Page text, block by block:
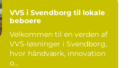
VVS i Svendborg til lokale
beboere
Velkommen til en verden af
VVS-løsninger i Svendborg,
hvor håndværk, innovation
o...